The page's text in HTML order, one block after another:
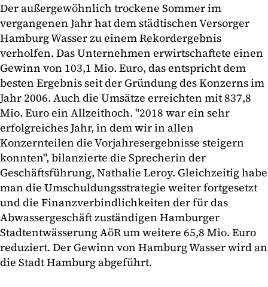
Der außergewöhnlich trockene Sommer im
vergangenen Jahr hat dem städtischen Versorger
Hamburg Wasser zu einem Rekordergebnis
verholfen. Das Unternehmen erwirtschaftete einen
Gewinn von 103,1 Mio. Euro, das entspricht dem
besten Ergebnis seit der Gründung des Konzerns im
Jahr 2006. Auch die Umsätze erreichten mit 837,8
Mio. Euro ein Allzeithoch. "2018 war ein sehr
erfolgreiches Jahr, in dem wir in allen
Konzernteilen die Vorjahresergebnisse steigern
konnten", bilanzierte die Sprecherin der
Geschäftsführung, Nathalie Leroy. Gleichzeitig habe
man die Umschuldungsstrategie weiter fortgesetzt
und die Finanzverbindlichkeiten der für das
Abwassergeschäft zuständigen Hamburger
Stadtentwässerung AöR um weitere 65,8 Mio. Euro
reduziert. Der Gewinn von Hamburg Wasser wird an
die Stadt Hamburg abgeführt.